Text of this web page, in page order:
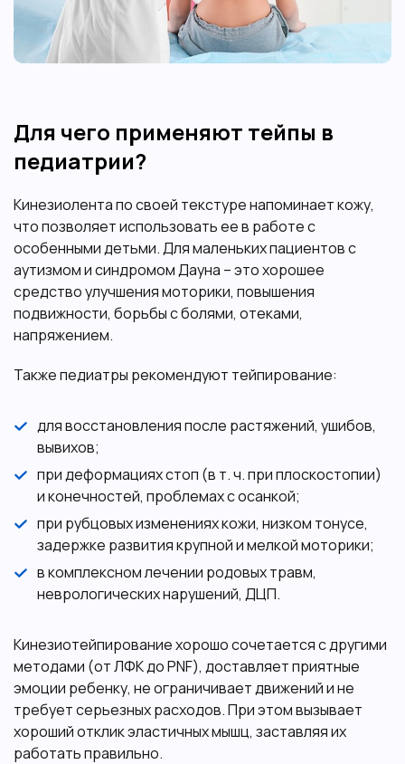
Для чего применяют тейпы в
педиатрии?
Кинезиолента по своей текстуре напоминает кожу,
что позволяет использовать ее в работе с
особенными детьми. Для маленьких пациентов с
аутизмом и синдромом Дауна – это хорошее
средство улучшения моторики, повышения
подвижности, борьбы с болями, отеками,
напряжением.
Также педиатры рекомендуют тейпирование:
для восстановления после растяжений, ушибов,
вывихов;
при деформациях стоп (в т. ч. при плоскостопии)
и конечностей, проблемах с осанкой;
при рубцовых изменениях кожи, низком тонусе,
задержке развития крупной и мелкой моторики;
в комплексном лечении родовых травм,
неврологических нарушений, ДЦП.
Кинезиотейпирование хорошо сочетается с другими
методами (от ЛФК до PNF), доставляет приятные
эмоции ребенку, не ограничивает движений и не
требует серьезных расходов. При этом вызывает
хороший отклик эластичных мышц, заставляя их
работать правильно.